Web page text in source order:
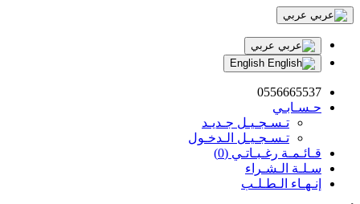
عربي
عربي
0556665537
حـسـابـي
تـسـجـيـل جـديـد
تـسـجـيـل الـدخـول
قـائـمـة رغـبـاتـي (0)
سـلـة الـشـراء
إنـهـاء الـطـلـب